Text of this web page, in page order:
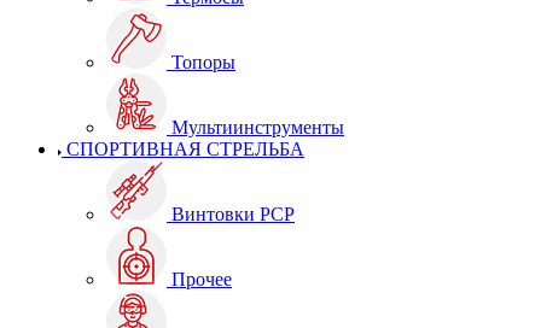
Топоры
Мультиинструменты
СПОРТИВНАЯ СТРЕЛЬБА
Винтовки PCP
Прочее